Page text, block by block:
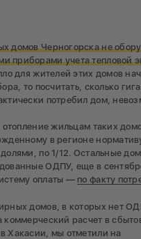
домов Черногорска не
приборами учета тепловой
для жителей этих домов
то посчитать, сколько
потребил дом,
отопление жильцам таких
в регионе
по 1/12. Остальные
ОДПУ, еще в
оплаты — по факту
домов, в которых нет
коммерческий расчет в
Хакасии, мы отметили на